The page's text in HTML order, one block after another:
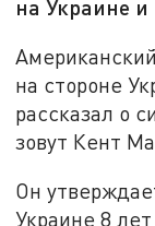
на Украине
на стороне
рассказал о
зовут Кент
Он
Украине 8